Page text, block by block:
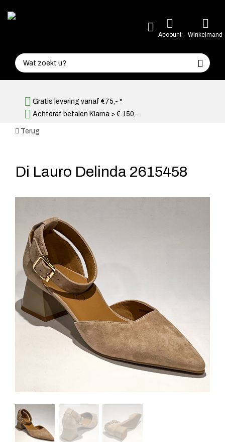
Account Winkelmand
Gratis levering vanaf €75,- *
Achteraf betalen Klarna > € 150,-
Terug
Di Lauro Delinda 2615458